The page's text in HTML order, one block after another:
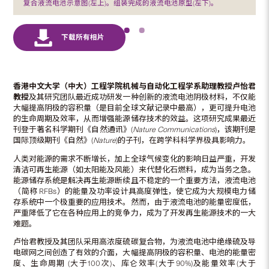
复合液流电池示意图(左上)。组装完成的液流电池原型(左下)。
香港中文大学（中大）工程学院机械与自动化工程学系助理教授卢怡君
教授及其研究团队最近成功研发一种创新的液流电池阴极材料，不仅能
大幅提高阴极的容积量（是目前全球文献记录中最高），更可提升电池
的生命周期及效率，从而增强能源储存技术的效益。这项研究成果最近
刊登于著名科学期刊《自然通讯》(Nature Communications)，该期刊是
国际顶级期刊《自然》(Nature)的子刊，在跨学科科学界极具影响力。
人类对能源的需求不断增长，加上全球气候变化的影响日益严重，开发
清洁可再生能源（如太阳能及风能）来代替化石燃料，成为当务之急。
能源储存系统是解决再生能源断续且不稳定的一个重要方法，液流电池
（简称 RFBs）的能量及功率设计具高度弹性，使它成为大规模电力储
存系统中一个极重要的应用技术。然而，由于液流电池的能量密度低，
严重降低了它在各种应用上的竞争力，成为了开发再生能源技术的一大
难题。
卢怡君教授及其团队采用高浓度硫碳复合物，为液流电池中绝缘硫及导
电碳网之间创造了有效的介面，大幅提高阴极的容积量、电池的能量密
度、生命周期 (大于100次)、库仑效率(大于90%)及能量效率(大于